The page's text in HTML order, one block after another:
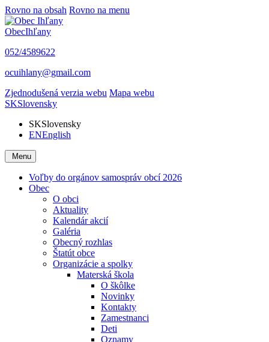
Rovno na obsah Rovno na menu
ObecIhľany
052/4589622
ocuihlany@gmail.com
Zjednodušená verzia webu Mapa webu
SKSlovensky
SKSlovensky
ENEnglish
Menu
Voľby do orgánov samospráv obcí 2026
Obec
O obci
Aktuality
Kalendár akcií
Galéria
Obecný rozhlas
Štatút obce
Organizácie a spolky
Materská škola
O škôlke
Novinky
Kontakty
Zamestnanci
Deti
Oznamy